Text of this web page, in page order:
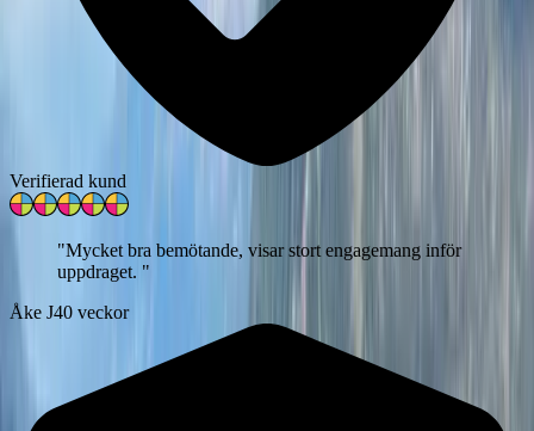
Verifierad kund
"Mycket bra bemötande, visar stort engagemang inför
uppdraget. "
Åke J40 veckor